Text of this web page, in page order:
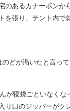
のあるカナーボンか
を張り、テント内で
どが渇いたと言っ
寝袋ごといなくな
り口のジッパーがク